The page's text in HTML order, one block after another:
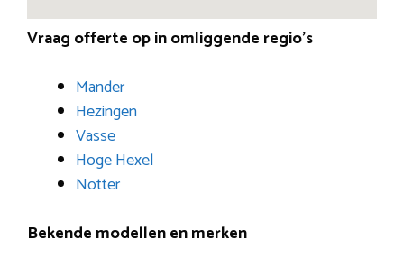
Vraag offerte op in omliggende regio’s
Mander
Hezingen
Vasse
Hoge Hexel
Notter
Bekende modellen en merken